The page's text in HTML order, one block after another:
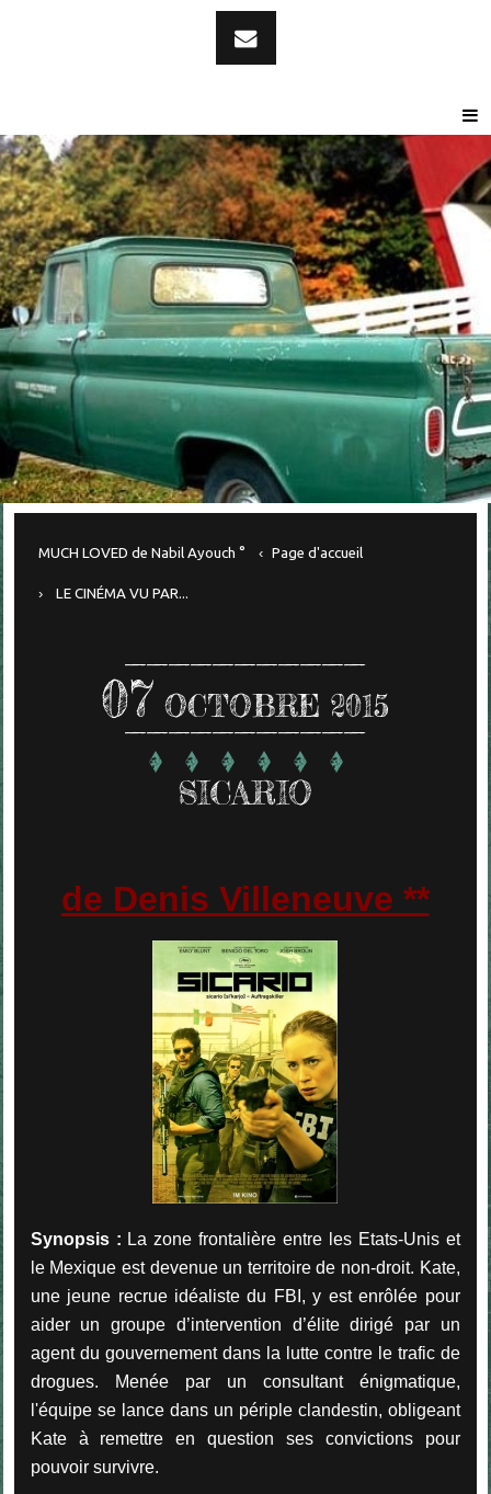
MUCH LOVED de Nabil Ayouch ° Page d'accueil
LE CINÉMA VU PAR...
07 OCTOBRE 2015
SICARIO
de Denis Villeneuve **
Synopsis : La zone frontalière entre les Etats-Unis et
le Mexique est devenue un territoire de non-droit. Kate,
une jeune recrue idéaliste du FBI, y est enrôlée pour
aider un groupe d’intervention d’élite dirigé par un
agent du gouvernement dans la lutte contre le trafic de
drogues. Menée par un consultant énigmatique,
l'équipe se lance dans un périple clandestin, obligeant
Kate à remettre en question ses convictions pour
pouvoir survivre.